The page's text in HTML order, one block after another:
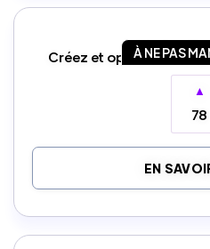
À NE PAS
Créez et optimisez vos
▲
78
EN